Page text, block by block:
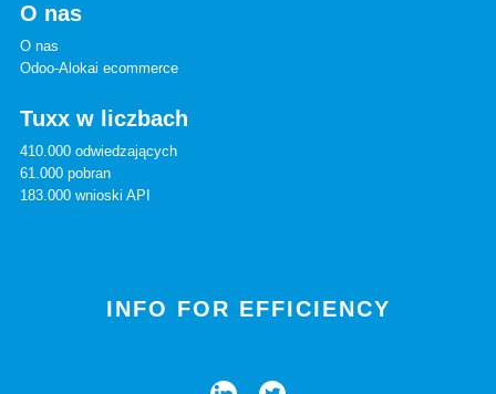
O nas
O nas
Odoo-Alokai ecommerce
Tuxx w liczbach
410.000 odwiedzających
61.000 pobran
183.000 wnioski API
INFO FOR EFFICIENCY